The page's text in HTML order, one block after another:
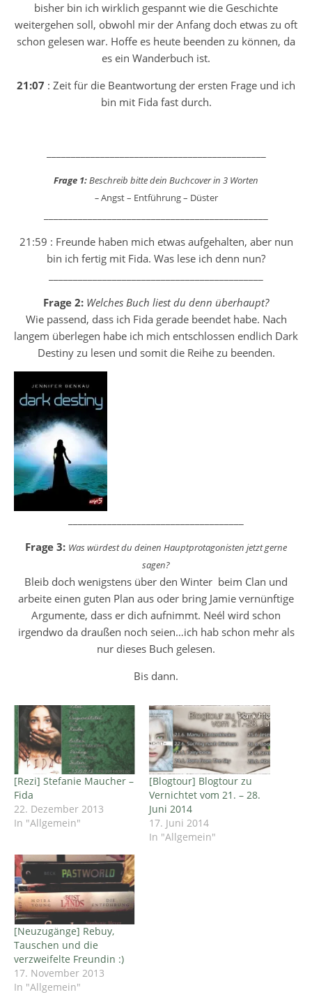
bisher bin ich wirklich gespannt wie die Geschichte
weitergehen soll, obwohl mir der Anfang doch etwas zu oft
schon gelesen war. Hoffe es heute beenden zu können, da
es ein Wanderbuch ist.
21:07 : Zeit für die Beantwortung der ersten Frage und ich
bin mit Fida fast durch.
Frage 1:Beschreib bitte dein Buchcover in 3 Worten
–Angst – Entführung – Düster
21:59 : Freunde haben mich etwas aufgehalten, aber nun
bin ich fertig mit Fida. Was lese ich denn nun?
Frage 2: Welches Buch liest du denn überhaupt?
Wie passend, dass ich Fida gerade beendet habe. Nach
langem überlegen habe ich mich entschlossen endlich Dark
Destiny zu lesen und somit die Reihe zu beenden.
Frage 3: Was würdest du deinen Hauptprotagonisten jetzt gerne
sagen?
Bleib doch wenigstens über den Winter beim Clan und
arbeite einen guten Plan aus oder bring Jamie vernünftige
Argumente, dass er dich aufnimmt. Neél wird schon
irgendwo da draußen noch seien…ich hab schon mehr als
nur dieses Buch gelesen.
Bis dann.
[Rezi] Stefanie Maucher –
Fida
22. Dezember 2013
In "Allgemein"
[Blogtour] Blogtour zu
Vernichtet vom 21. – 28.
Juni 2014
17. Juni 2014
In "Allgemein"
[Neuzugänge] Rebuy,
Tauschen und die
verzweifelte Freundin :)
17. November 2013
In "Allgemein"